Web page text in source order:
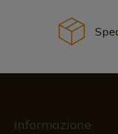
Informazione